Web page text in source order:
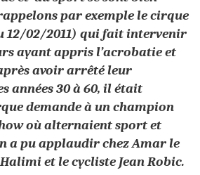
par exemple le cirque
12/02/2011) qui fait intervenir
ayant appris l’acrobatie et
avoir arrêté leur
années 30 à 60, il était
demande à un champion
où alternaient sport et
a pu applaudir chez Amar le
et le cycliste Jean Robic.